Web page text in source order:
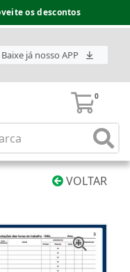
os descontos
Baixe já nosso APP
0
VOLTAR